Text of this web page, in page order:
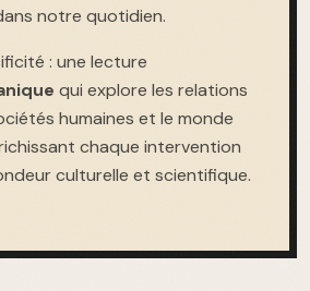
notre quotidien.
: une lecture
qui explore les relations
humaines et le monde
chaque intervention
culturelle et scientifique.